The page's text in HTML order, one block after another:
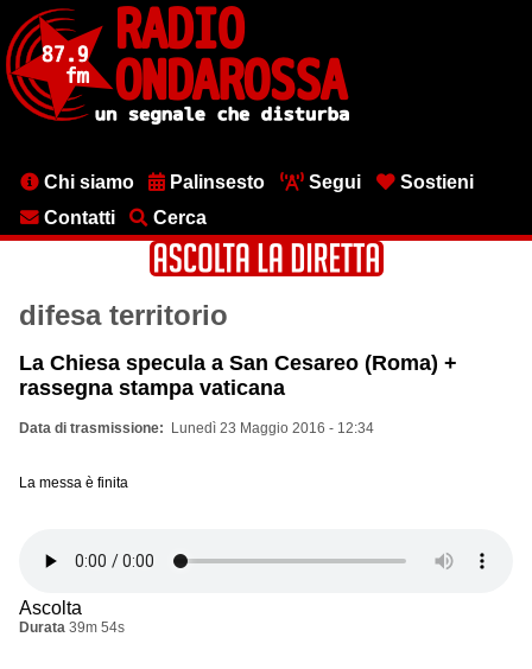
contenuto
principale
MenuChi siamo Palinsesto Segui
Sostieni
Contatti
Cerca
difesa territorio
La Chiesa specula a San Cesareo (Roma) +
rassegna stampa vaticana
Data di trasmissione Lunedì 23 Maggio 2016 - 12:34
La messa è finita
Ascolta
Durata 39m 54s